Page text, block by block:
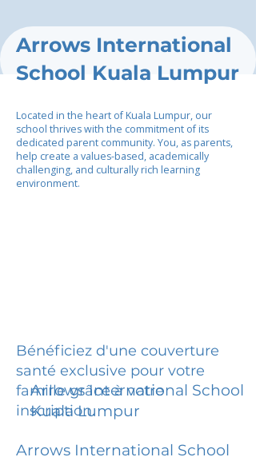
Arrows International
School Kuala Lumpur
Located in the heart of Kuala Lumpur, our
school thrives with the commitment of its
dedicated parent community. You, as parents,
help create a values-based, academically
challenging, and culturally rich learning
environment.
Bénéficiez d'une couverture
santé exclusive pour votre
famille grâce à votre
inscription.
Arrows International School
Kuala Lumpur
Arrows International School